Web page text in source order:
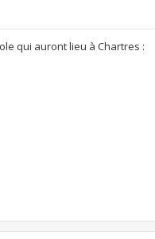
qui auront lieu à Chartres :